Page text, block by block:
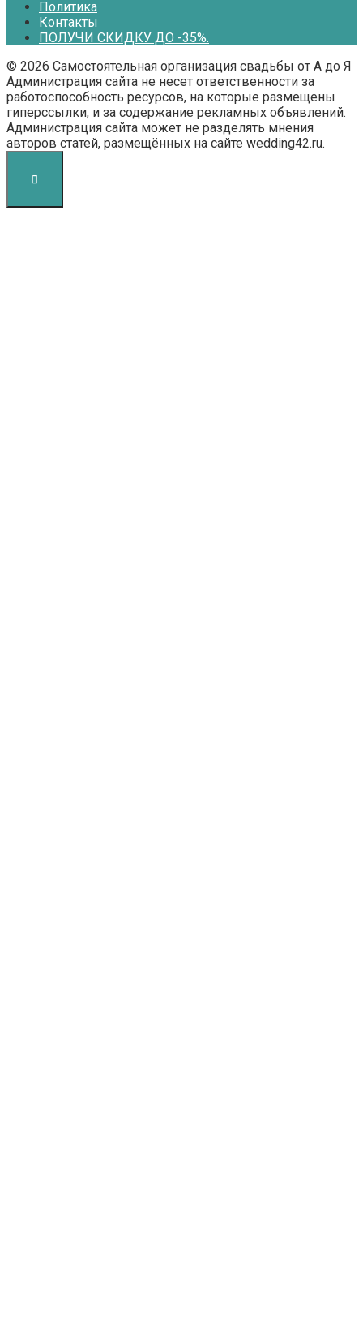
Политика
Контакты
ПОЛУЧИ СКИДКУ ДО -35%.
© 2026 Самостоятельная организация свадьбы от А до Я
Администрация сайта не несет ответственности за
работоспособность ресурсов, на которые размещены
гиперссылки, и за содержание рекламных объявлений.
Администрация сайта может не разделять мнения
авторов статей, размещённых на сайте wedding42.ru.